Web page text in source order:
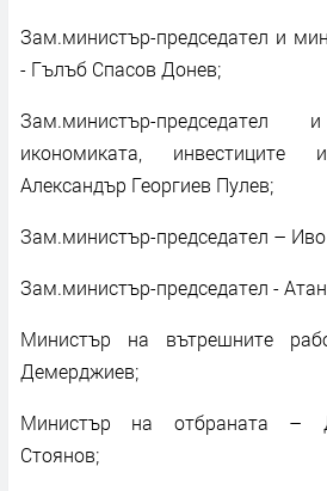
Зам.министър-председател и
- Гълъб Спасов Донев;
Зам.министър-
икономиката,
Александър Георгиев Пулев;
Зам.министър-председател –
Зам.министър-председател -
Министър на вътрешните
Демерджиев;
Министър на отбраната –
Стоянов;